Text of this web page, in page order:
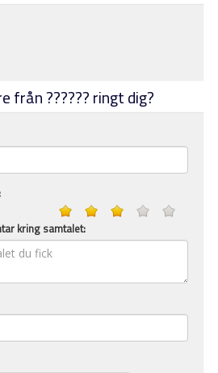
?????? ringt dig?
kring samtalet: